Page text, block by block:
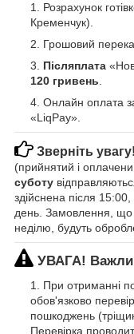
Розрахунок
Кременчук).
Грошовий
Післяплата
120 гривень
Онлайн оплата
«LiqPay».
Зверніть увагу!
(прийнятий і
суботу
здійснена після
день. Замовлення, що
неділю, будуть
УВАГА!
При отриманні
обов'язково
пошкоджень
Перевірка